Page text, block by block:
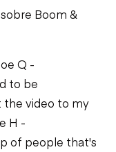
Boom &
Q -
to be
the video to my
H -
of people that's